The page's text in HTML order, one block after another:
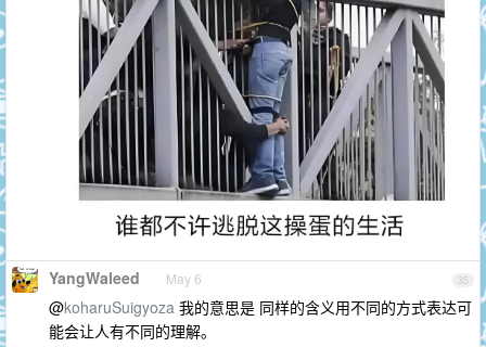
35
YangWaleed May 6
@koharuSuigyoza 我的意思是 同样的含义用不同的方式表达可
能会让人有不同的理解。